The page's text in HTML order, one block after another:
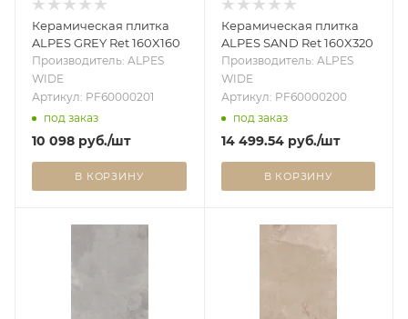
Керамическая плитка
ALPES GREY Ret 160X160
Производитель: ALPES
WIDE
Артикул: PF60000201
под заказ
10 098 руб./шт
В КОРЗИНУ
Керамическая плитка
ALPES SAND Ret 160X320
Производитель: ALPES
WIDE
Артикул: PF60000200
под заказ
14 499.54руб./шт
В КОРЗИНУ